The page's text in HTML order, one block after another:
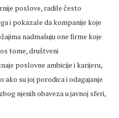
poslove, radile često
i pokazale da kompanije koje
nadmašuju one firme koje
tome, društveni
poslovne ambicije i karijeru,
ako su joj porodica i odagajanje
njenih obaveza u javnoj sferi,